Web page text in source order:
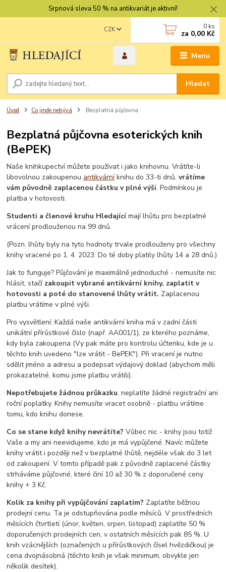
Srpnová sleva 50 % na antikvariát je aktivní!
Menu
CZK
Hledat
0 ks
za 0,00 Kč
Úvod Co jinde nebývá Bezplatná půjčovna
Bezplatná půjčovna esoterických knih
(BePEK)
Naše knihkupectví můžete používat i jako knihovnu. Vrátíte-li
libovolnou zakoupenou antikvárníknihu do 33-ti dnů,vrátíme
vám původně zaplacenou částku v plné výši. Podmínkou je
platba v hotovosti.
Studenti a členové kruhu Hledajícímají lhůtu pro bezplatné
vrácení prodlouženou na 99 dnů.
(Pozn. lhůty byly na tyto hodnoty trvale prodlouženy pro všechny
knihy vracené po 1. 4. 2023. Do té doby platily lhůty 14 a 28 dnů.)
Jak to funguje? Půjčování je maximálně jednoduché - nemusíte nic
hlásit, stačí zakoupit vybrané antikvární knihy, zaplatit v
hotovosti a poté do stanovené lhůty vrátit. Zaplacenou
platbu vrátíme v plné výši.
Pro vysvětlení: Každá naše antikvární kniha má v zadní části
unikátní přírůstkové číslo (např. AA001/1), ze kterého poznáme,
kdy byla zakoupena (Vy pak máte pro kontrolu účtenku, kde je u
těchto knih uvedeno "lze vrátit - BePEK"). Při vracení je nutno
sdělit jméno a adresu a podepsat výdajový doklad (abychom měli
prokazatelné, komu jsme platbu vrátili).
Nepotřebujete žádnou průkazku, neplatíte žádné registrační ani
roční poplatky. Knihy nemusíte vracet osobně - platbu vrátíme
tomu, kdo knihu donese.
Co se stane když knihy nevrátíte? Vůbec nic - knihy jsou totiž
Vaše a my ani neevidujeme, kdo je má vypůjčené. Navíc můžete
knihy vrátit i později než v bezplatné lhůtě, nejdéle však do 3 let
od zakoupení. V tomto případě pak z původně zaplacené částky
strháváme půjčovné, které činí 10 až 30 % z doporučené ceny
knihy + 3 Kč.
Kolik za knihy při vypůjčování zaplatím? Zaplatíte běžnou
prodejní cenu. Ta je odstupňována podle měsíců. V prostředních
měsících čtvrtletí (únor, květen, srpen, listopad) zaplatíte 50 %
doporučených prodejních cen, v ostatních měsících pak 85 %. U
knih vzácnějších (označených u přírůstkových čísel hvězdičkou) je
cena dvojnásobná (těchto knih je však minimum, obvykle jen
několik desítek).